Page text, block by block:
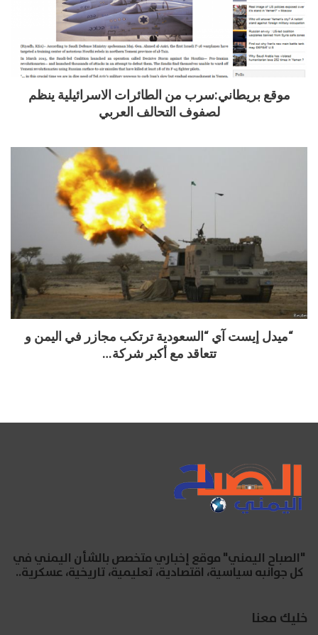
موقع بريطاني:سرب من الطائرات الاسرائيلية ينظم
لصفوف التحالف العربي
“ميدل إيست آي “السعودية ترتكب مجازر في اليمن و
تتعاقد مع أكبر شركة…
"الصباح اليمني" موقع إخباري متخصص بالشأن اليمني في
كل جوانبه سياسية، اقتصادية، تعليمية، تاريخية، عسكرية..
خليك معنا